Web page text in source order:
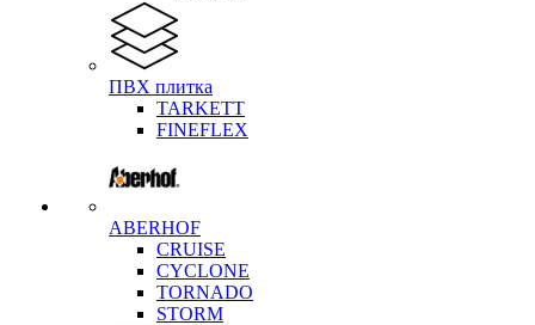
ПВХ плитка
TARKETT
FINEFLEX
ABERHOF
CRUISE
CYCLONE
TORNADO
STORM